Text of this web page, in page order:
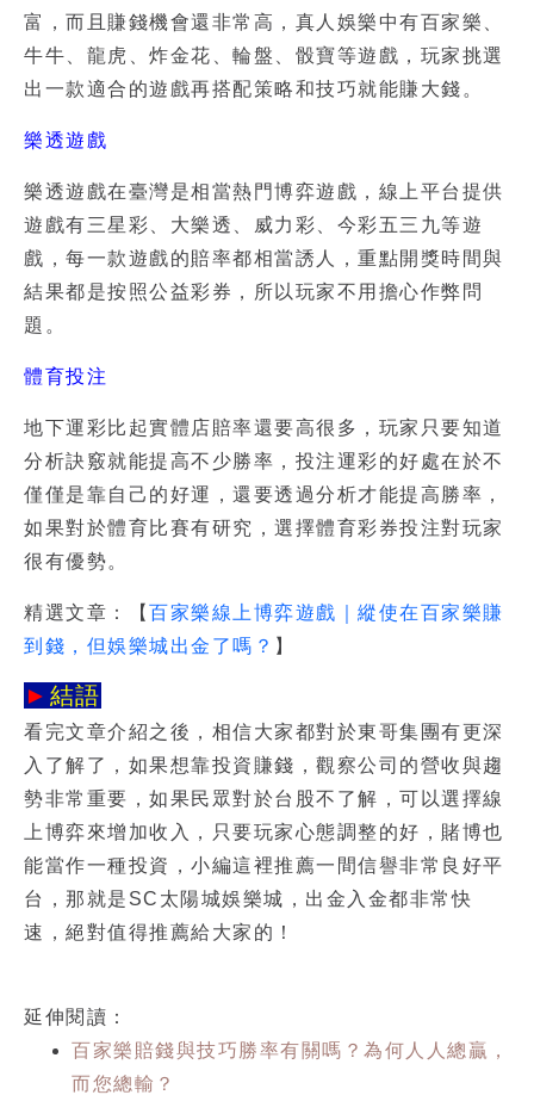
富，而且賺錢機會還非常高，真人娛樂中有百家樂、
牛牛、龍虎、炸金花、輪盤、骰寶等遊戲，玩家挑選
出一款適合的遊戲再搭配策略和技巧就能賺大錢。
樂透遊戲
樂透遊戲在臺灣是相當熱門博弈遊戲 ，線上平台提供
遊戲有三星彩、大樂透、威力彩、今彩五三九等遊
戲，每一款遊戲的賠率都相當誘人，重點開獎時間與
結果都是按照公益彩券，所以玩家不用擔心作弊問
題。
體育投注
地下運彩比起實體店賠率還要高很多，玩家只要知道
分析訣竅就能提高不少勝率，投注運彩的好處在於不
僅僅是靠自己的好運，還要透過分析才能提高勝率，
如果對於體育比賽有研究，選擇體育彩券投注對玩家
很有優勢。
精選文章：【 百家樂線上博弈遊戲｜縱使在百家樂賺
到錢，但娛樂城出金了嗎？ 】
► 結語
看完文章介紹之後，相信大家都對於東哥集團有更深
入了解了，如果想靠投資賺錢，觀察公司的營收與趨
勢非常重要，如果民眾對於台股不了解，可以選擇線
上博弈來增加收入，只要玩家心態調整的好，賭博也
能當作一種投資，小編這裡推薦一間信譽非常良好平
台，那就是SC太陽城娛樂城，出金入金都非常快
速，絕對值得推薦給大家的！
延伸閱讀：
百家樂賠錢與技巧勝率有關嗎？為何人人總贏，
而您總輸？